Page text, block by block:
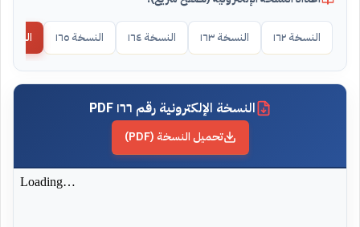
النسخة ١٦٢ النسخة ١٦٣ النسخة ١٦٤ النسخة ١٦٥ النسخة ١٦٦
النسخة الإلكترونية رقم ١٦٦ PDF
تحميل النسخة (PDF)